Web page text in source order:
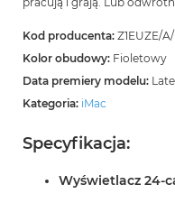
Kod producenta: Z1EUZE/
Kolor obudowy: Fioletowy
Data premiery modelu:
Kategoria: iMac
Specyfikacja:
Wyświetlacz 24-